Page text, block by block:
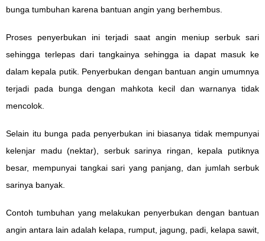
bunga tumbuhan karena bantuan angin yang berhembus.
Proses penyerbukan ini terjadi saat angin meniup serbuk sari
sehingga terlepas dari tangkainya sehingga ia dapat masuk ke
dalam kepala putik. Penyerbukan dengan bantuan angin umumnya
terjadi pada bunga dengan mahkota kecil dan warnanya tidak
mencolok.
Selain itu bunga pada penyerbukan ini biasanya tidak mempunyai
kelenjar madu (nektar), serbuk sarinya ringan, kepala putiknya
besar, mempunyai tangkai sari yang panjang, dan jumlah serbuk
sarinya banyak.
Contoh tumbuhan yang melakukan penyerbukan dengan bantuan
angin antara lain adalah kelapa, rumput, jagung, padi, kelapa sawit,